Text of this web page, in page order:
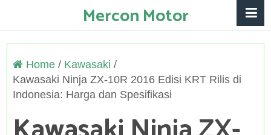
Mercon Motor
Home/ Kawasaki /
Kawasaki Ninja ZX-10R 2016 Edisi KRT Rilis di
Indonesia: Harga dan Spesifikasi